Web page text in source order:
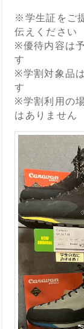
※学生証をご
伝えください
※優待内容は
※学割対象品
※学割利用の
はありません